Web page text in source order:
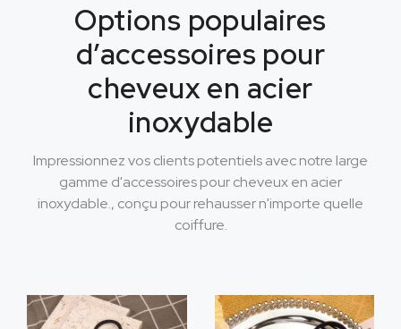
Options populaires
d’accessoires pour
cheveux en acier
inoxydable
Impressionnez vos clients potentiels avec notre large
gamme d'accessoires pour cheveux en acier
inoxydable., conçu pour rehausser n'importe quelle
coiffure.